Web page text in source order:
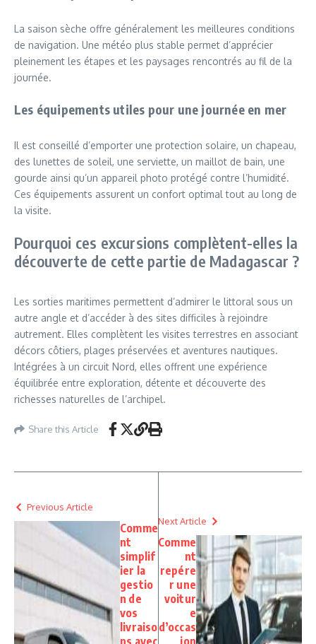
La saison sèche offre généralement les meilleures conditions
de navigation. Une météo plus stable permet d’apprécier
pleinement les étapes et les paysages rencontrés au fil de la
journée.
Les équipements utiles pour une journée en mer
Il est conseillé d’emporter une protection solaire, un chapeau,
des lunettes de soleil, une serviette, un maillot de bain, une
gourde ainsi qu’un appareil photo protégé contre l’humidité.
Ces équipements assurent un confort optimal tout au long de
la visite.
Pourquoi ces excursions complètent-elles la
découverte de cette partie de Madagascar ?
Les sorties maritimes permettent d’admirer le littoral sous un
autre angle et d’accéder à des sites difficiles à rejoindre
autrement. Elles complètent les visites terrestres en associant
décors côtiers, plages préservées et aventures nautiques.
Intégrées à un circuit Nord, elles offrent une expérience
équilibrée entre exploration, détente et découverte des
richesses naturelles de l’archipel.
Share this Article
Previous Article
Comme
nt
simplif
ier la
gestio
n de
vos
livraiso
Next Article
Comme
nt
repére
r une
voitur
e
d’occas